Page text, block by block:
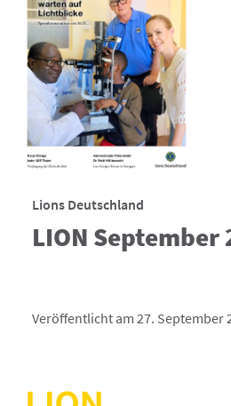
Lions Deutschland
LION September
Veröffentlicht am 27. September